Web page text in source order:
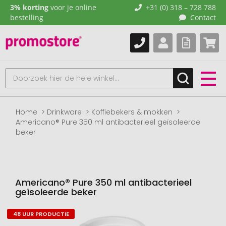
3% korting voor je online
bestelling
+31 (0) 318 – 728 788
Contact
Home Drinkware
Koffiebekers & mokken
Americano® Pure 350 ml antibacterieel geïsoleerde
beker
Americano® Pure 350 ml antibacterieel
geïsoleerde beker
Naar
48 UUR PRODUCTIE